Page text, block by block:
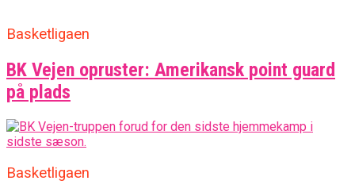
Basketligaen
BK Vejen opruster: Amerikansk point guard
på plads
Basketligaen